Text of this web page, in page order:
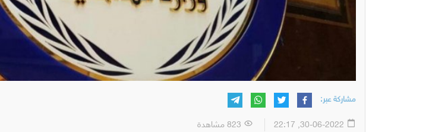
مشاركة عبر: